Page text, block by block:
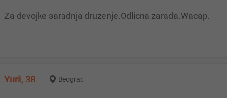
Za devojke saradnja druzenje.Odlicna zarada.Wacap.
Yurii, 38 Beograd